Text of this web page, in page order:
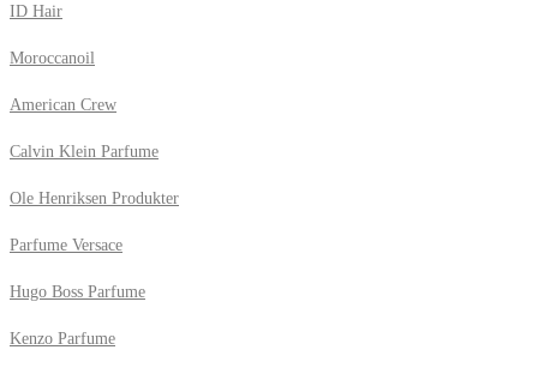
ID Hair
Moroccanoil
American Crew
Calvin Klein Parfume
Ole Henriksen Produkter
Parfume Versace
Hugo Boss Parfume
Kenzo Parfume